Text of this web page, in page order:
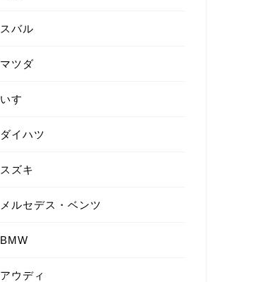
スバル
マツダ
いすゞ
ダイハツ
スズキ
メルセデス・ベンツ
BMW
アウディ